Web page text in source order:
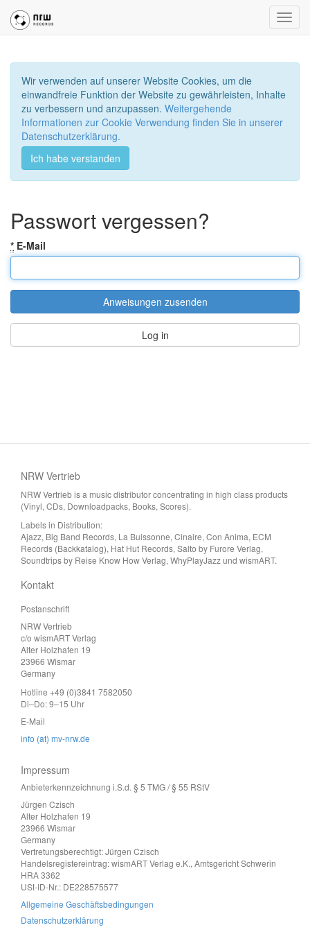
Wir verwenden auf unserer Website Cookies, um die
einwandfreie Funktion der Website zu gewährleisten, Inhalte
zu verbessern und anzupassen. Weitergehende
Informationen zur Cookie Verwendung finden Sie in unserer
Datenschutzerklärung.
Ich habe verstanden
Passwort vergessen?
* E-Mail
Log in
NRW Vertrieb
NRW Vertrieb is a music distributor concentrating in high class products
(Vinyl, CDs, Downloadpacks, Books, Scores).
Labels in Distribution:
Ajazz, Big Band Records, La Buissonne, Cinaire, Con Anima, ECM
Records (Backkatalog), Hat Hut Records, Salto by Furore Verlag,
Soundtrips by Reise Know How Verlag, WhyPlayJazz und wismART.
Kontakt
Postanschrift
NRW Vertrieb
c/o wismART Verlag
Alter Holzhafen 19
23966 Wismar
Germany
Hotline +49 (0)3841 7582050
Di–Do: 9–15 Uhr
E-Mail
info (at) mv-nrw.de
Impressum
Anbieterkennzeichnung i.S.d. § 5 TMG / § 55 RStV
Jürgen Czisch
Alter Holzhafen 19
23966 Wismar
Germany
Vertretungsberechtigt: Jürgen Czisch
Handelsregistereintrag: wismART Verlag e.K., Amtsgericht Schwerin
HRA 3362
USt-ID-Nr.: DE228575577
Allgemeine Geschäftsbedingungen
Datenschutzerklärung